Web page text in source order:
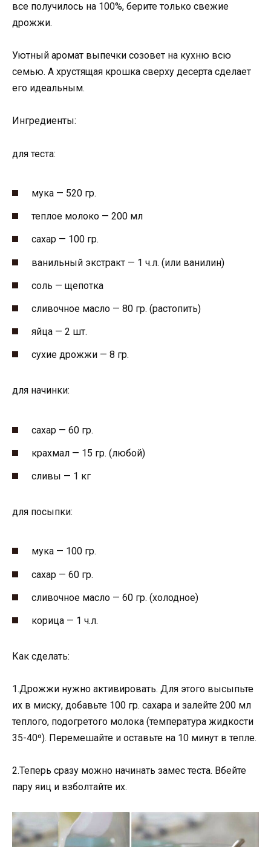
все получилось на 100%, берите только свежие
дрожжи.
Уютный аромат выпечки созовет на кухню всю
семью. А хрустящая крошка сверху десерта сделает
его идеальным.
Ингредиенты:
для теста:
мука — 520 гр.
теплое молоко — 200 мл
сахар — 100 гр.
ванильный экстракт — 1 ч.л. (или ванилин)
соль — щепотка
сливочное масло — 80 гр. (растопить)
яйца — 2 шт.
сухие дрожжи — 8 гр.
для начинки:
сахар — 60 гр.
крахмал — 15 гр. (любой)
сливы — 1 кг
для посыпки:
мука — 100 гр.
сахар — 60 гр.
сливочное масло — 60 гр. (холодное)
корица — 1 ч.л.
Как сделать:
1.Дрожжи нужно активировать. Для этого высыпьте
их в миску, добавьте 100 гр. сахара и залейте 200 мл
теплого, подогретого молока (температура жидкости
35-40º). Перемешайте и оставьте на 10 минут в тепле.
2.Теперь сразу можно начинать замес теста. Вбейте
пару яиц и взболтайте их.